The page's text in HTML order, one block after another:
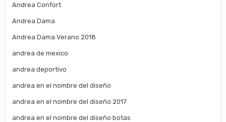
Andrea Confort
Andrea Dama
Andrea Dama Verano 2018
andrea de mexico
andrea deportivo
andrea en el nombre del diseño
andrea en el nombre del diseño 2017
andrea en el nombre del diseño botas